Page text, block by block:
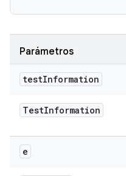
Parámetros
testInformation
TestInformation
e